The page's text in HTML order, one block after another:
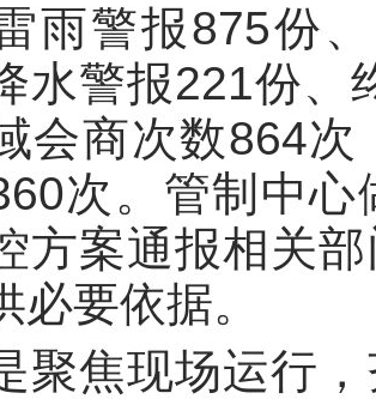
雨警报875份
水警报221份、
会商次数864
次。管制中
方案通报相关
必要依据。
聚焦现场运行